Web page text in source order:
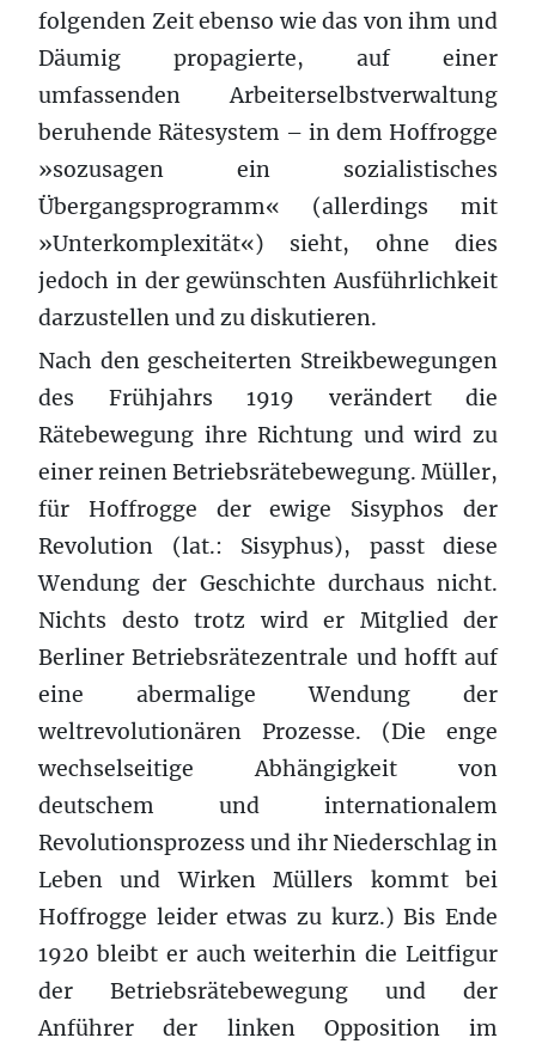
folgenden Zeit ebenso wie das von ihm und
Däumig propagierte, auf einer
umfassenden Arbeiterselbstverwaltung
beruhende Rätesystem – in dem Hoffrogge
»sozusagen ein sozialistisches
Übergangsprogramm« (allerdings mit
»Unterkomplexität«) sieht, ohne dies
jedoch in der gewünschten Ausführlichkeit
darzustellen und zu diskutieren.
Nach den gescheiterten Streikbewegungen
des Frühjahrs 1919 verändert die
Rätebewegung ihre Richtung und wird zu
einer reinen Betriebsrätebewegung. Müller,
für Hoffrogge der ewige Sisyphos der
Revolution (lat.: Sisyphus), passt diese
Wendung der Geschichte durchaus nicht.
Nichts desto trotz wird er Mitglied der
Berliner Betriebsrätezentrale und hofft auf
eine abermalige Wendung der
weltrevolutionären Prozesse. (Die enge
wechselseitige Abhängigkeit von
deutschem und internationalem
Revolutionsprozess und ihr Niederschlag in
Leben und Wirken Müllers kommt bei
Hoffrogge leider etwas zu kurz.) Bis Ende
1920 bleibt er auch weiterhin die Leitfigur
der Betriebsrätebewegung und der
Anführer der linken Opposition im